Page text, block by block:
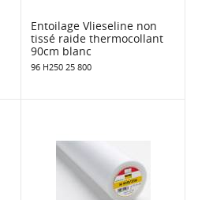
Entoilage Vlieseline non
tissé raide thermocollant
90cm blanc
96 H250 25 800